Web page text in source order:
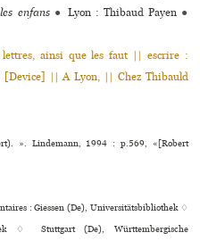
enfans ● Lyon : Thibaud Payen ●
ainsi que les faut || escrire :
|| A Lyon, || Chez Thibauld
». Lindemann, 1994 : p.569, «[Robert
: Giessen (De), Universitätsbibliothek ♢
♢ Stuttgart (De), Württembergische